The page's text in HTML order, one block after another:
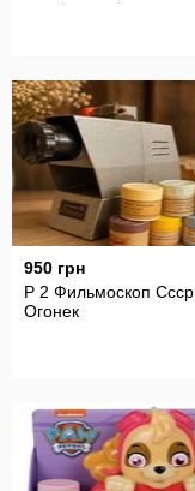
950 грн
Р 2 Фильмоскоп Ссср
Огонек